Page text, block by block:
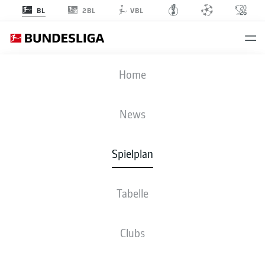
BL 2BL VBL
Home
News
Spielplan
Tabelle
Clubs
ELV
AUFSTELLUNGEN
Fr., 29.01.2027 - So., 31.01.2027